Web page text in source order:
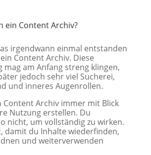
ein Content Archiv?
irgendwann einmal entstanden
Content Archiv. Diese
mag am Anfang streng klingen,
jedoch sehr viel Sucherei,
und inneres Augenrollen.
Content Archiv immer mit Blick
Nutzung erstellen. Du
nicht, um vollständig zu wirken.
damit du Inhalte wiederfinden,
und weiterverwenden